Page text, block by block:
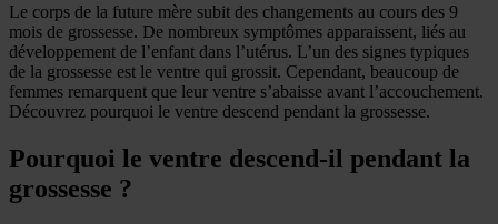
Le corps de la future mère subit des changements au cours des 9
mois de grossesse. De nombreux symptômes apparaissent, liés au
développement de l’enfant dans l’utérus. L’un des signes typiques
de la grossesse est le ventre qui grossit. Cependant, beaucoup de
femmes remarquent que leur ventre s’abaisse avant l’accouchement.
Découvrez pourquoi le ventre descend pendant la grossesse.
Pourquoi le ventre descend-il pendant la
grossesse ?